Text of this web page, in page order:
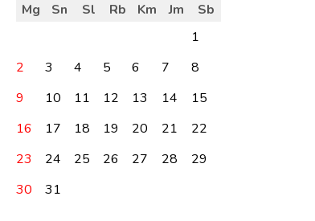
Mg Sn Sl Rb Km Jm
Sb
1
2
3 4 5 6 7
8
9
10 11 12 13 14
15
16
17 18 19 20 21
22
23
24 25 26 27 28
29
30
31